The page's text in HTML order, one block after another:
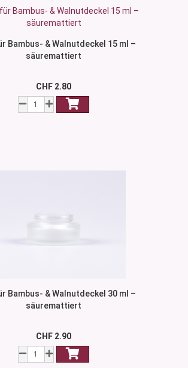
Bambus- & Walnutdeckel 15 ml –
säuremattiert
CHF 2.80
Bambus- & Walnutdeckel 30 ml –
säuremattiert
CHF 2.90